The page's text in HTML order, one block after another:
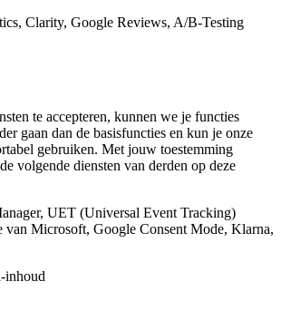
Clarity, Google Reviews, A/B-Testing
te accepteren, kunnen we je functies
gaan dan de basisfuncties en kun je onze
gebruiken. Met jouw toestemming
volgende diensten van derden op deze
UET (Universal Event Tracking)
van Microsoft, Google Consent Mode, Klarna,
inhoud